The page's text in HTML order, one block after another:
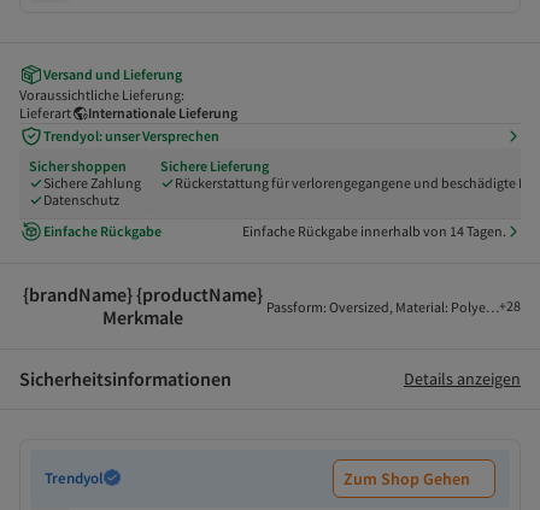
Versand und Lieferung
Voraussichtliche Lieferung:
Lieferart
Internationale Lieferung
Trendyol: unser Versprechen
Sicher shoppen
Sichere Zahlung
Datenschutz
Sichere Lieferung
Rückerstattung für verlorengegangene und beschädigte
Einfache Rückgabe Einfache Rückgabe innerhalb von 14 Tagen.
{brandName} {productName}
Merkmale
Passform: Oversized, Material: Polyester,
+28
Sicherheitsinformationen Details anzeigen
Trendyol Zum Shop Gehen